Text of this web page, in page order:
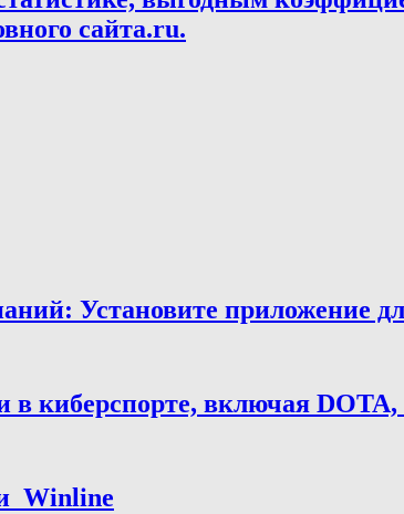
сайта.ru.
Установите приложение
киберспорте, включая
Winline